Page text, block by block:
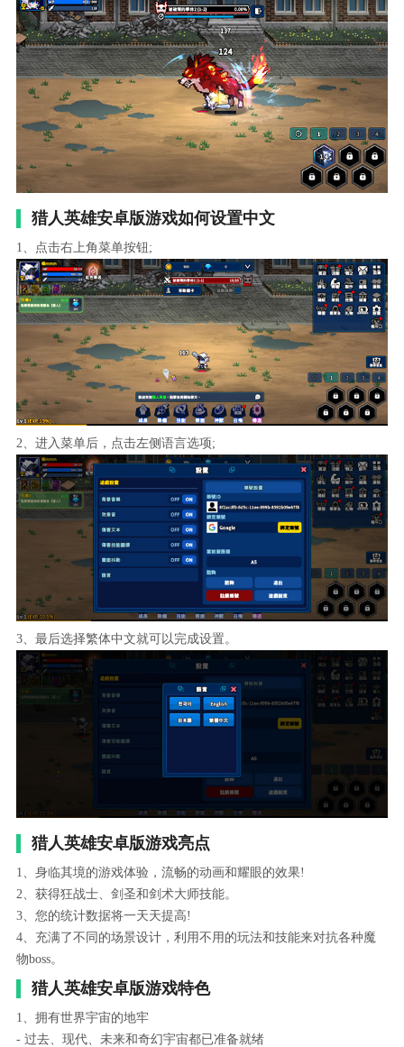
猎人英雄安卓版游戏如何设置中文
1、点击右上角菜单按钮;
2、进入菜单后，点击左侧语言选项;
3、最后选择繁体中文就可以完成设置。
猎人英雄安卓版游戏亮点
1、身临其境的游戏体验，流畅的动画和耀眼的效果!
2、获得狂战士、剑圣和剑术大师技能。
3、您的统计数据将一天天提高!
4、充满了不同的场景设计，利用不用的玩法和技能来对抗各种魔
物boss。
猎人英雄安卓版游戏特色
1、拥有世界宇宙的地牢
- 过去、现代、未来和奇幻宇宙都已准备就绪